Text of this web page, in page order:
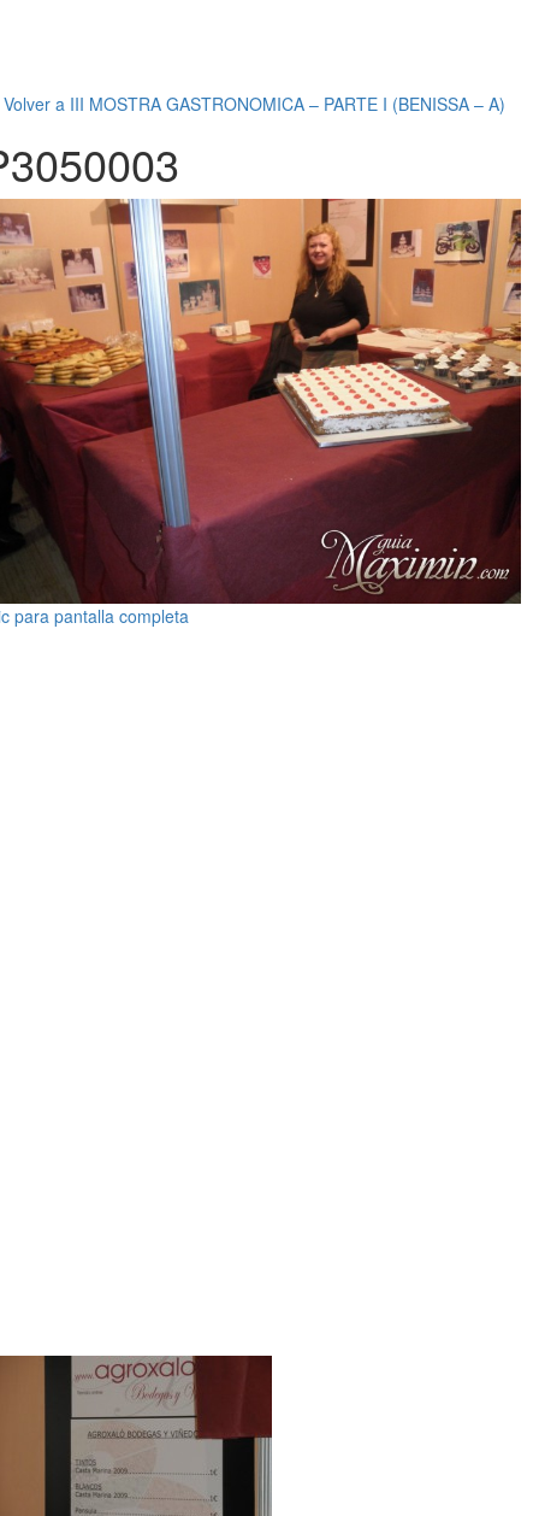
Volver a III MOSTRA GASTRONOMICA – PARTE I (BENISSA – A)
para pantalla completa